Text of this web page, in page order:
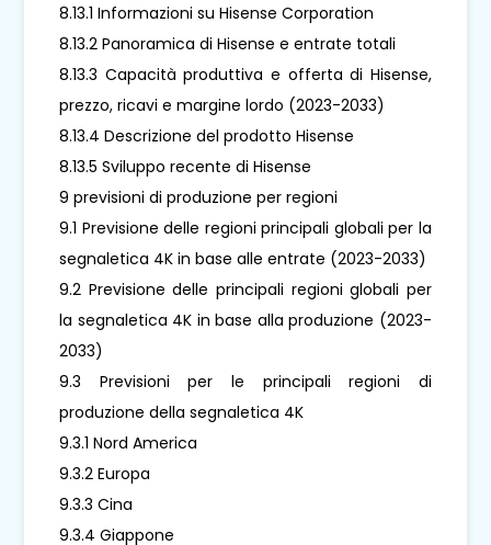
8.13.1 Informazioni su Hisense Corporation
8.13.2 Panoramica di Hisense e entrate totali
8.13.3 Capacità produttiva e offerta di Hisense,
prezzo, ricavi e margine lordo (2023-2033)
8.13.4 Descrizione del prodotto Hisense
8.13.5 Sviluppo recente di Hisense
9 previsioni di produzione per regioni
9.1 Previsione delle regioni principali globali per la
segnaletica 4K in base alle entrate (2023-2033)
9.2 Previsione delle principali regioni globali per
la segnaletica 4K in base alla produzione (2023-
2033)
9.3 Previsioni per le principali regioni di
produzione della segnaletica 4K
9.3.1 Nord America
9.3.2 Europa
9.3.3 Cina
9.3.4 Giappone